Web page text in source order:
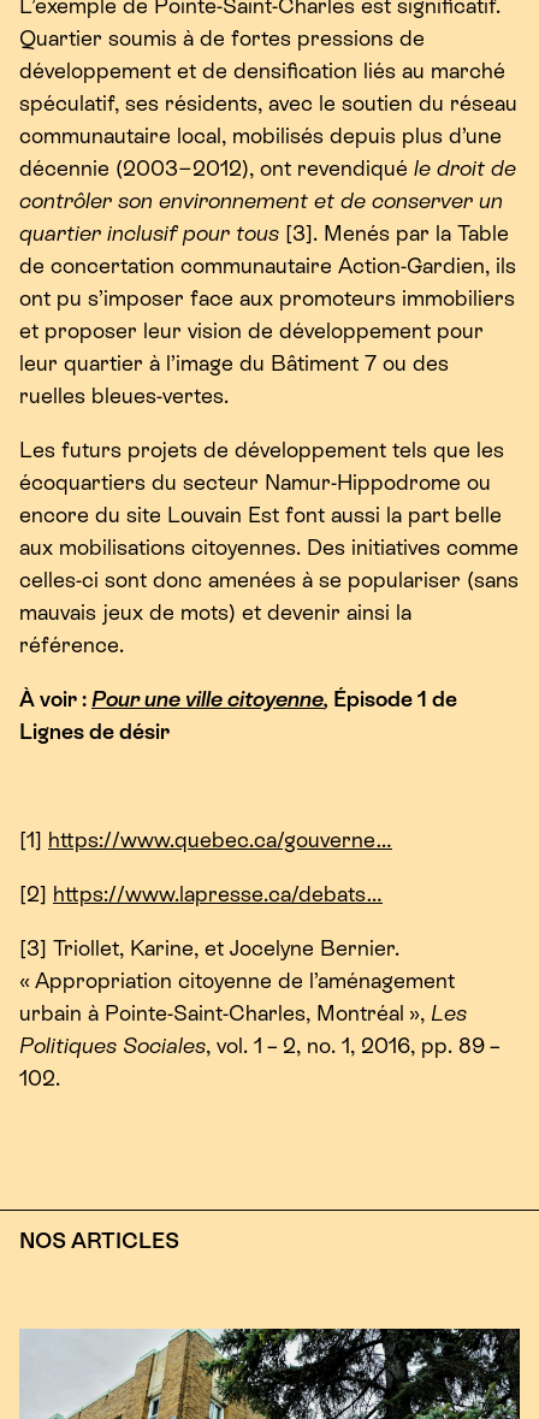
L’exemple de Pointe-Saint-Charles est significatif.
Quartier soumis à de fortes pressions de
développement et de densification liés au marché
spéculatif, ses résidents, avec le soutien du réseau
communautaire local, mobilisés depuis plus d’une
décennie (2003−2012), ont revendiqué le droit de
contrôler son environnement et de conserver un
quartier inclusif pour tous [3]. Menés par la Table
de concertation communautaire Action-Gardien, ils
ont pu s’imposer face aux promoteurs immobiliers
et proposer leur vision de développement pour
leur quartier à l’image du Bâtiment 7 ou des
ruelles bleues-vertes.
Les futurs projets de développement tels que les
écoquartiers du secteur Namur-Hippodrome ou
encore du site Louvain Est font aussi la part belle
aux mobilisations citoyennes. Des initiatives comme
celles-ci sont donc amenées à se populariser (sans
mauvais jeux de mots) et devenir ainsi la
référence.
À voir :Pour une ville citoyenne, Épisode1 de
Lignes de désir
[1] https://​www​.que​bec​.ca/​g​o​u​verne…
[2] https://​www​.lapresse​.ca/​d​ebats…
[3] Triollet, Karine, et Jocelyne Bernier.
« Appropriation citoyenne de l’aménagement
urbain à Pointe-Saint-Charles, Montréal », Les
Politiques Sociales, vol. 1 – 2, no. 1, 2016, pp. 89–
102.
NOS ARTICLES